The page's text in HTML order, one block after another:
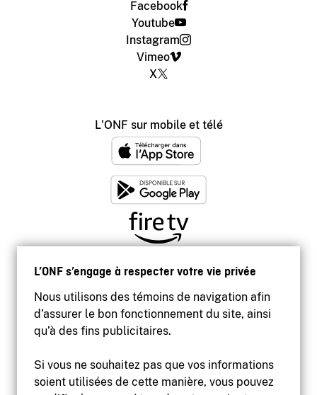
L’ONF s’engage à respecter votre vie privée
Nous utilisons des témoins de navigation afin
d’assurer le bon fonctionnement du site, ainsi
qu’à des fins publicitaires.
Si vous ne souhaitez pas que vos informations
soient utilisées de cette manière, vous pouvez
Facebook
Youtube
Instagram
Vimeo
X
L'ONF sur mobile et télé